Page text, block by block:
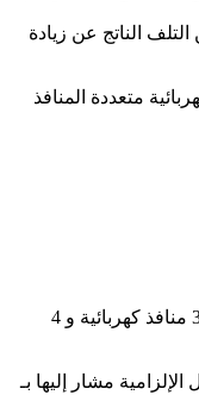
الناتج عن زيادة
كن أول من يقيم “ وصلة كهربائية أصلية ب3 منافذ كهربائية و 4
الإلزامية مشار إليها بـ